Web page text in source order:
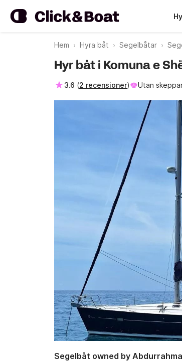
Hem Hyra båt Segelbåtar
Hyr båt i Komuna e
3.6 (2 recensioner) Utan
Segelbåt owned by